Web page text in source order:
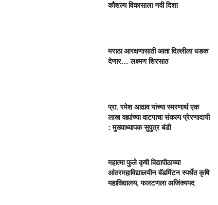
कौशल्य विकासाला नवी दिशा
मराठा आरक्षणासाठी आता दिल्लीला धडक
देणार… लक्ष्मण शिरसाठ
प्रा. रमेश आढाव यांच्या स्मरणार्थ एक
लाख वह्यांच्या वाटपाचा संकल्प प्रेरणादायी
: मुख्याध्यापक सुपुत्र बंडी
महात्मा फुले कृषी विद्यापीठाच्या
आंतरमहाविद्यालयीन बॅडमिंटन स्पर्धेत कृषि
महाविद्यालय, फलटणला अजिंक्यपद